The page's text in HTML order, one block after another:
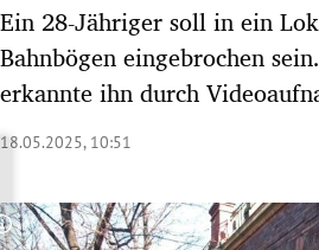
Untermenü
Untermenü
Untermenü
Ein 28-Jähriger soll in ein
Bahnbögen eingebrochen
erkannte ihn durch
18.05.2025, 10:51
Copyright-Hinweis öffnen/schließen